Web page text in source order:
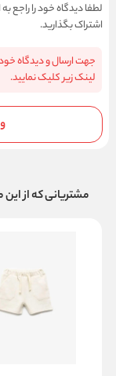
لطفا دیدگاه خود را راجع به
اشتراک بگذارید.
جهت ارسال و دیدگاه
لینک زیر کلیک نمایید.
مشتریانی که از این